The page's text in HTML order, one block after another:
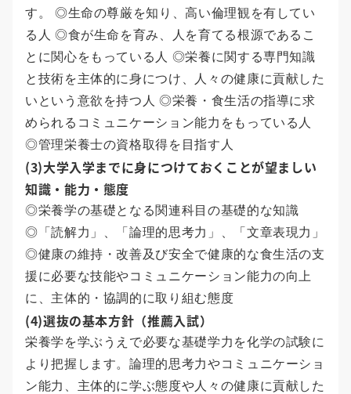
す。 ◎生命の尊厳を知り、高い倫理観を有してい
る人 ◎食が生命を育み、人を育てる根源であるこ
とに関心をもっている人 ◎栄養に関する専門知識
と技術を主体的に身につけ、人々の健康に貢献した
いという意欲を持つ人 ◎栄養・食生活の指導に求
められるコミュニケーション能力をもっている人
◎管理栄養士の資格取得を目指す人
(3)大学入学までに身につけておくことが望ましい
知識・能力・態度
◎栄養学の基礎となる関連科目の基礎的な知識
◎「読解力」、「論理的思考力」、「文章表現力」
◎健康の維持・改善及び安全で健康的な食生活の支
援に必要な技能やコミュニケーション能力の向上
に、主体的・協調的に取り組む態度
(4)選抜の基本方針（推薦入試）
栄養学を学ぶうえで必要な基礎学力を化学の試験に
より把握します。論理的思考力やコミュニケーショ
ン能力、主体的に学ぶ態度や人々の健康に貢献した